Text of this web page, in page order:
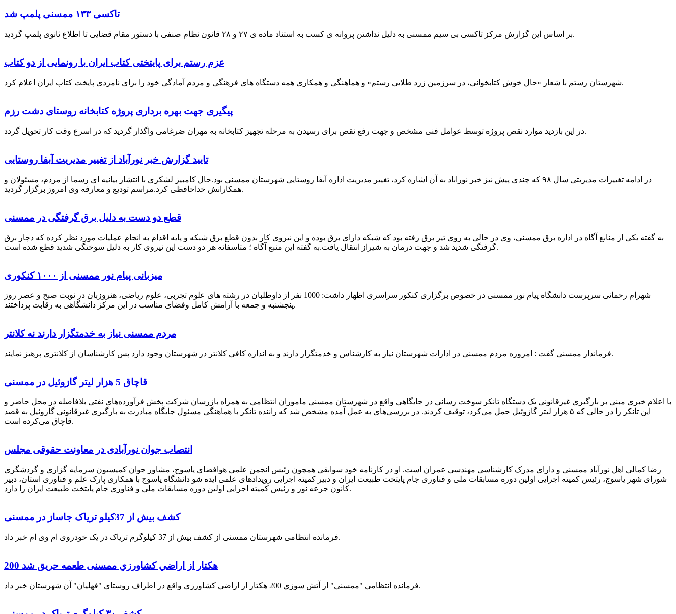
تاکسی ۱۳۳ ممسنی پلمپ شد
بر اساس این گزارش مرکز تاکسی بی سیم ممسنی به دلیل نداشتن پروانه ی کسب به استناد ماده ی ۲۷ و ۲۸ قانون نظام صنفی با دستور مقام قضایی تا اطلاع ثانوی پلمپ گردید.
عزم رستم برای پایتختی کتاب ایران با رونمایی از دو کتاب
شهرستان رستم با شعار «حال خوش کتابخوانی، در سرزمین زرد طلایی رستم» و هماهنگی و همکاری همه دستگاه های فرهنگی و مردم آمادگی خود را برای نامزدی پایخت کتاب ایران اعلام کرد.
پیگیری جهت بهره برداری پروژه کتابخانه روستای دشت رزم
در این بازدید موارد نقص پروژه توسط عوامل فنی مشخص و جهت رفع نقص برای رسیدن به مرحله تجهیز کتابخانه به مهران ضرغامی واگذار گردید که در اسرع وقت کار تحویل گردد.
تایید گزارش خبر نورآباد از تغییر مدیریت آبفا روستایی
در ادامه تغییرات مدیریتی سال ۹۸ که چندی پیش نیز خبر نوراباد به آن اشاره کرد، تغییر مدیریت اداره آبفا روستایی شهرستان ممسنی بود.حال کامبیز لشکری با انتشار بیانیه ای رسما از مردم، مسئولان و
همکارانش خداحافظی کرد.مراسم تودیع و معارفه وی امروز برگزار گردید.
قطع دو دست به دلیل برق گرفتگی در ممسنی
به گفته یکی از منابع آگاه در اداره برق ممسنی، وی در حالی به روی تیر برق رفته بود که شبکه دارای برق بوده و این نیروی کار بدون قطع برق شبکه و پایه اقدام به انجام عملیات مورد نظر کرده که دچار برق
گرفتگی شدید شد و جهت درمان به شیراز انتقال یافت.به گفته این منبع آگاه ؛ متاسفانه هر دو دست این نیروی کار به دلیل سوختگی شدید قطع شده است.
میزبانی پیام نور ممسنی از ۱۰۰۰ کنکوری
شهرام رحمانی سرپرست دانشگاه پیام نور ممسنی در خصوص برگزاری کنکور سراسری اظهار داشت: 1000 نفر از داوطلبان در رشته های علوم تجربی، علوم ریاضی، هنروزبان در نوبت صبح و عصر روز
پنجشنبه و جمعه با آرامش کامل وفضای مناسب در این مرکز دانشگاهی به رقابت پرداختند.
مردم ممسنی نیاز به خدمتگزار دارند نه کلانتر
فرماندار ممسنی گفت : امروزه مردم ممسنی در ادارات شهرستان نیاز به کارشناس و خدمتگزار دارند و به اندازه کافی کلانتر در شهرستان وجود دارد پس کارشناسان از کلانتری پرهیز نمایند.
قاچاق 5 هزار لیتر گازوئیل در ممسنی
با اعلام خبری مبنی بر بارگیری غیرقانونی یک دستگاه تانکر سوخت رسانی در جایگاهی واقع در شهرستان ممسنی ماموران انتظامی به همراه بازرسان شرکت پخش فرآورده‌های نفتی بلافاصله در محل حاضر و
این تانکر را در حالی که ۵ هزار لیتر گازوئیل حمل می‌کرد، توقیف کردند. در بررسی‌های به عمل آمده مشخص شد که راننده تانکر با هماهنگی مسئول جایگاه مبادرت به بارگیری غیرقانونی گازوئیل به قصد
قاچاق می‌کرده است.
انتصاب جوان نورآبادی در معاونت حقوقی مجلس
رضا کمالی اهل نورآباد ممسنی و دارای مدرک کارشناسی مهندسی عمران است. او در کارنامه خود سوابقی همچون رئیس انجمن علمی هوافضای یاسوج، مشاور جوان کمیسیون سرمایه گزاری و گردشگری
شورای شهر یاسوج، رئیس کمیته اجرایی اولین دوره مسابقات ملی و فناوری جام پایتخت طبیعت ایران و دبیر کمیته اجرایی رویدادهای علمی ایده شو دانشگاه یاسوج با همکاری پارک علم و فناوری استان، دبیر
کانون جرعه نور و رئیس کمیته اجرایی اولین دوره مسابقات ملی و فناوری جام پایتخت طبیعت ایران را دارد.
کشف بیش از 37کیلو تریاک جاساز در ممسنی
فرمانده انتظامی شهرستان ممسنی از کشف بیش از 37 کیلوگرم تریاک در یک خودروی ام وی ام خبر داد.
200 هكتار از اراضي كشاورزي ممسنی طعمه حریق شد
فرمانده انتظامي "ممسني" از آتش سوزي 200 هكتار از اراضي كشاورزي واقع در اطراف روستاي "فهلیان" آن شهرستان خبر داد.